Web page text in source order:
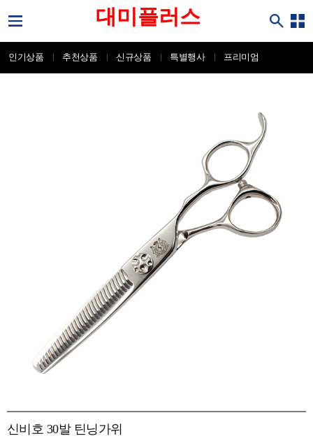
대미플러스
인기상품 추천상품 신규상품 특별행사 프리미엄
신비호 30발 틴닝가위